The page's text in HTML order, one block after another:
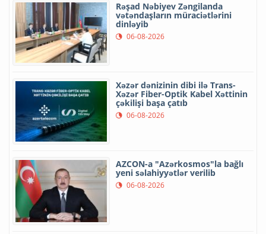
Rəşad Nəbiyev Zəngilanda
vətəndaşların müraciətlərini
dinləyib
06-08-2026
Xəzər dənizinin dibi ilə Trans-
Xəzər Fiber-Optik Kabel Xəttinin
çəkilişi başa çatıb
06-08-2026
AZCON-a "Azərkosmos"la bağlı
yeni səlahiyyətlər verilib
06-08-2026